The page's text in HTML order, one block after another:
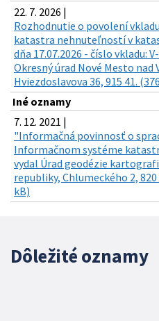
22. 7. 2026 |
Rozhodnutie o povolení
katastra nehnuteľností v
dňa 17.07.2026 - číslo vkladu:
Okresný úrad Nové Mesto
Hviezdoslavova 36, 915 41.
Iné oznamy
7. 12. 2021 |
"Informačná povinnosť o
Informačnom systéme
vydal Úrad geodézie
republiky, Chlumeckého 2,
kB)
Dôležité oznamy